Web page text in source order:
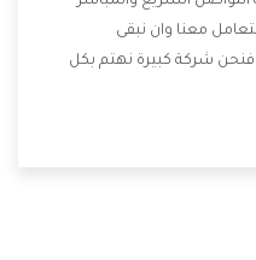
معنا وان نبقى
شركة كبيرة نهتم بكل
التى تكون من أهم